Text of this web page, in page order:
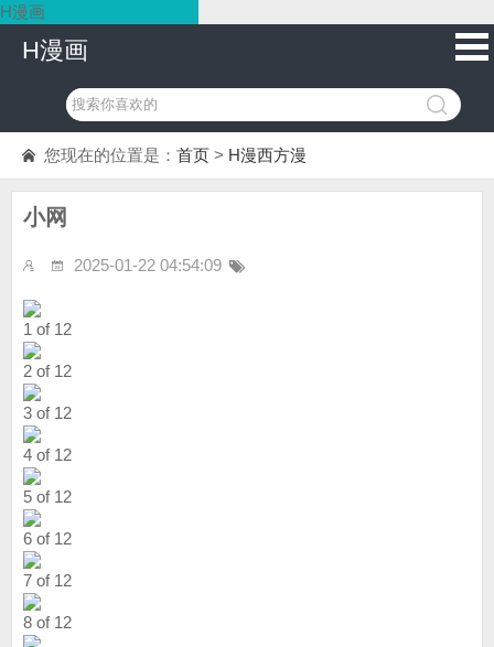
H漫画
H漫画
您现在的位置是： 首页 > H漫西方漫
小网
2025-01-22 04:54:09
1 of 12
2 of 12
3 of 12
4 of 12
5 of 12
6 of 12
7 of 12
8 of 12